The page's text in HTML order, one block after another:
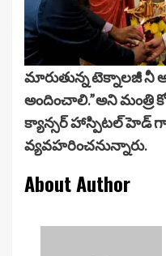
మారుతున్న టెక్నాలజీ నీ
అందించాలి.”అని మంత్రి
క్యాన్సర్ హాస్పిటల్ హెడ్
వ్యవహరించనున్నారు.
About Author